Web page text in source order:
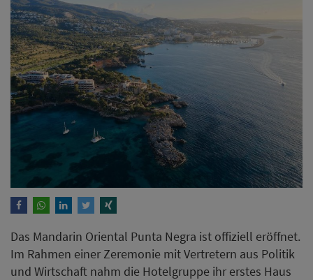
Das Mandarin Oriental Punta Negra ist offiziell eröffnet.
Im Rahmen einer Zeremonie mit Vertretern aus Politik
und Wirtschaft nahm die Hotelgruppe ihr erstes Haus